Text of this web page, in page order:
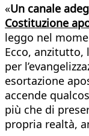
«Un canale
Costituzione
leggo nel
Ecco, anzitutto,
per
esortazione
accende
più che di
propria realtà,